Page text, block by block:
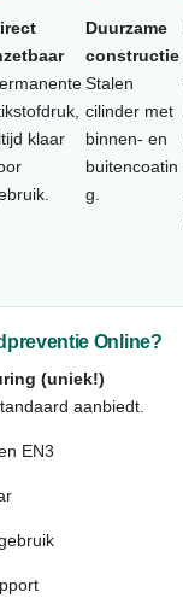
klaar
Duurzame
constructie
Stalen
cilinder met
binnen- en
buitencoatin
g.
Online?
(uniek!)
aanbiedt.
EN3